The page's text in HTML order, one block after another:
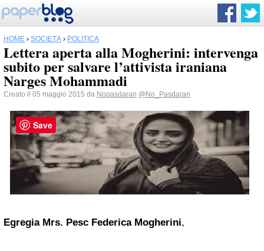
HOME › SOCIETÀ › POLITICA
Lettera aperta alla Mogherini: intervenga
subito per salvare l’attivista iraniana
Narges Mohammadi
Creato il 05 maggio 2015 da Nopasdaran @No_Pasdaran
Egregia Mrs. Pesc Federica Mogherini,
Save